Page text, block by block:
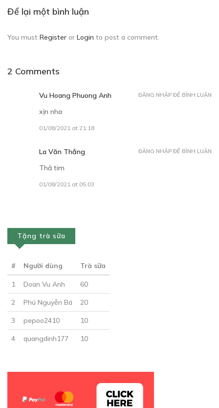
Để lại một bình luận
You must Register or Login to post a comment.
2 Comments
Vu Hoang Phuong Anh
xịn nha
01/08/2021 at 21:18
ĐĂNG NHẬP ĐỂ BÌNH LUẬN
La Văn Thắng
Thả tim
01/08/2021 at 05:03
ĐĂNG NHẬP ĐỂ BÌNH LUẬN
Tặng trà sữa
# Người dùng Trà sữa
1 Doan Vu Anh 60
2 Phú Nguyễn Bá 20
3 pepoo2410 10
4 quangdinh177 10